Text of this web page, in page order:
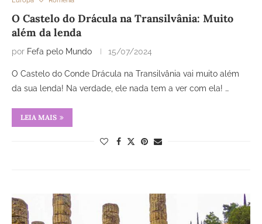
O Castelo do Drácula na Transilvânia: Muito
além da lenda
por Fefa pelo Mundo 15/07/2024
O Castelo do Conde Drácula na Transilvânia vai muito além
da sua lenda! Na verdade, ele nada tem a ver com ela! …
LEIA MAIS